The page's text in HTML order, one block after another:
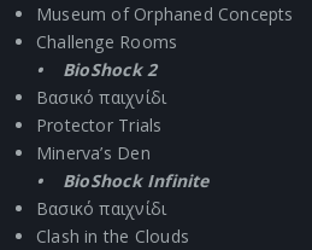
Museum of Orphaned Concepts
Challenge Rooms
• BioShock 2
Βασικό παιχνίδι
Protector Trials
Minerva’s Den
• BioShock Infinite
Βασικό παιχνίδι
Clash in the Clouds